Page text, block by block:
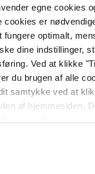
egne cookies
cookies er
fungere optimalt,
dine indstillinger,
Ved at klikke
du brugen af alle
samtykke ved at
af hjemmesiden.